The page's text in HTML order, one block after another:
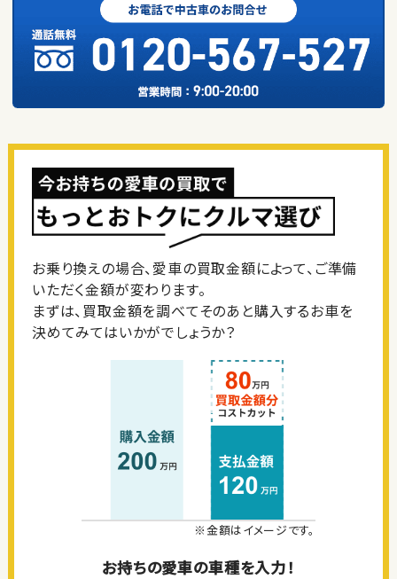
お乗り換えの場合、愛車の買取金額によって、ご準備
いただく金額が変わります。
まずは、買取金額を調べてそのあと購入するお車を
決めてみてはいかがでしょうか？
※金額はイメージです。
お持ちの愛車の車種を入力！